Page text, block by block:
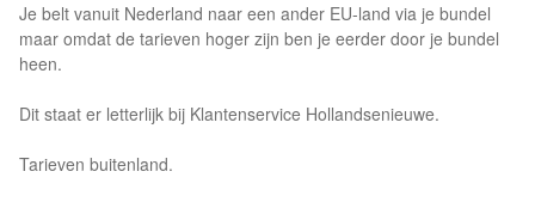
Je belt vanuit Nederland naar een ander EU-land via je bundel
maar omdat de tarieven hoger zijn ben je eerder door je bundel
heen.
Dit staat er letterlijk bij Klantenservice Hollandsenieuwe.
Tarieven buitenland.